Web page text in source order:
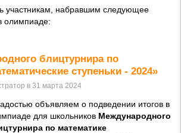
участникам, набравшим следующее
олимпиаде:
блицтурнира по
ступеньки - 2024»
в 31 марта 2024
объявляем о подведении итогов в
для школьников Международного
по математике